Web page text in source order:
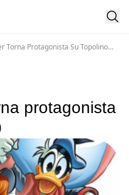
Torna Protagonista Su Topolino
protagonista